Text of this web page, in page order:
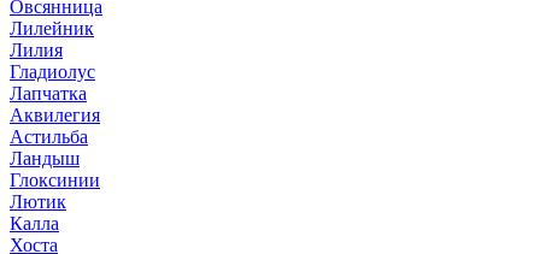
Овсянница
Лилейник
Лилия
Гладиолус
Лапчатка
Аквилегия
Астильба
Ландыш
Глоксинии
Лютик
Калла
Хоста